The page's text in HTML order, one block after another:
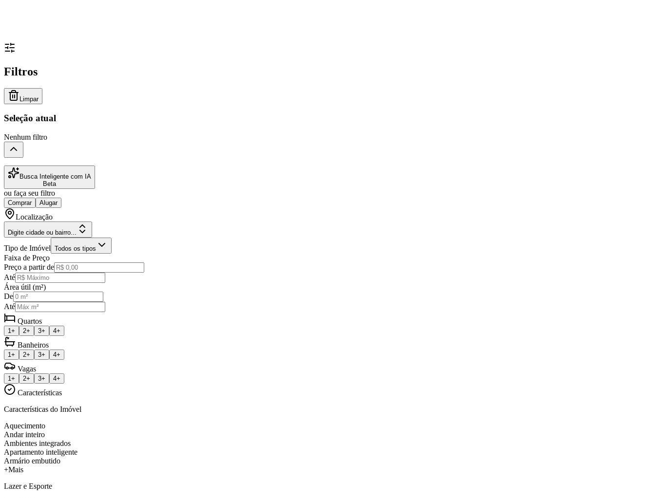
Filtros
Limpar
Seleção atual
Nenhum filtro
Busca Inteligente com IA
Beta
ou faça seu filtro
Comprar Alugar
Localização
Digite cidade ou bairro...
Tipo de Imóvel Todos os tipos
Faixa de Preço
Preço a partir de
Até
Área útil (m²)
De
Até
Quartos
1+ 2+ 3+ 4+
Banheiros
1+ 2+ 3+ 4+
Vagas
1+ 2+ 3+ 4+
Características
Características do Imóvel
Aquecimento
Andar inteiro
Ambientes integrados
Apartamento inteligente
Armário embutido
+Mais
Lazer e Esporte